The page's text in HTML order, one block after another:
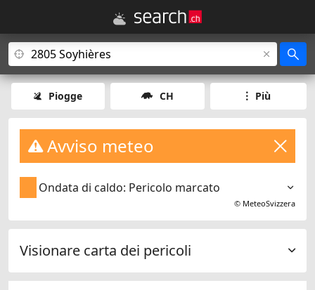
Piogge CH Più
Avviso meteo
Ondata di caldo: Pericolo marcato
© MeteoSvizzera
Visionare carta dei pericoli